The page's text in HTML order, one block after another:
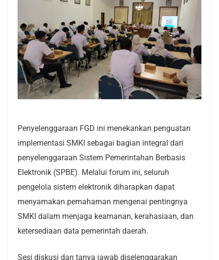
Penyelenggaraan FGD ini menekankan penguatan
implementasi SMKI sebagai bagian integral dari
penyelenggaraan Sistem Pemerintahan Berbasis
Elektronik (SPBE). Melalui forum ini, seluruh
pengelola sistem elektronik diharapkan dapat
menyamakan pemahaman mengenai pentingnya
SMKI dalam menjaga keamanan, kerahasiaan, dan
ketersediaan data pemerintah daerah.
Sesi diskusi dan tanya jawab diselenggarakan